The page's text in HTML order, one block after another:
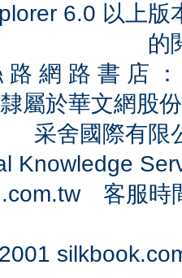
6.0 以上
的
路 網 路 書 店
屬於華文網股
采舍國際有
Knowledge
客服時